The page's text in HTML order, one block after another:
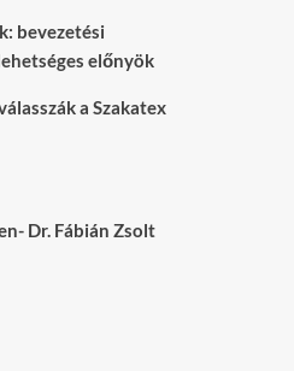
bevezetési
előnyök
a Szakatex
Dr. Fábián Zsolt